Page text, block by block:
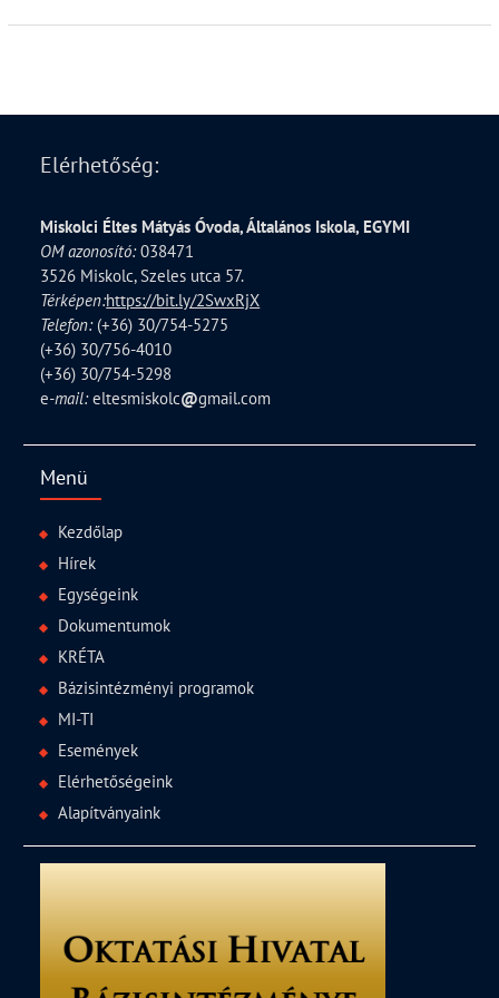
Elérhetőség:
Miskolci Éltes Mátyás Óvoda, Általános Iskola, EGYMI
OM azonosító:038471
3526 Miskolc, Szeles utca 57.
Térképen:https://bit.ly/2SwxRjX
Telefon:(+36) 30/754-5275
(+36) 30/756-4010
(+36) 30/754-5298
e-mail:eltesmiskolc@gmail.com
Menü
Kezdőlap
Hírek
Egységeink
Dokumentumok
KRÉTA
Bázisintézményi programok
MI-TI
Események
Elérhetőségeink
Alapítványaink